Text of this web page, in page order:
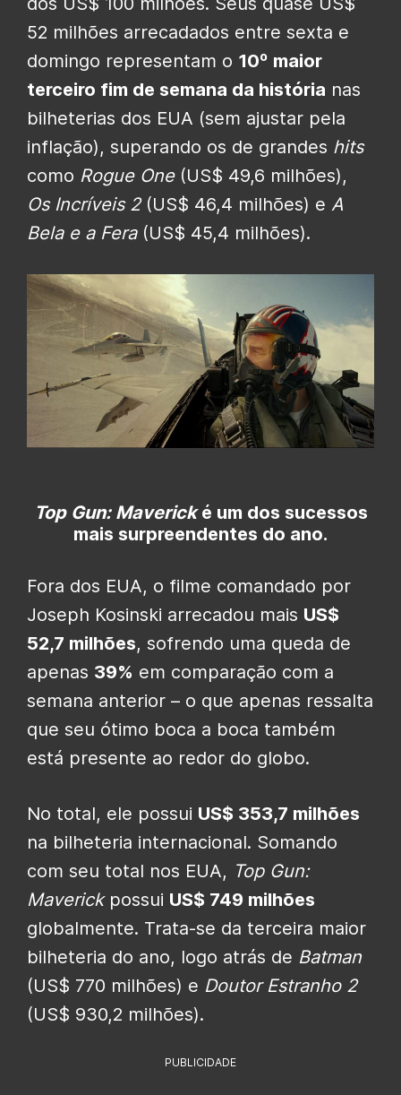
52 milhões arrecadados entre sexta e
domingo representam o 10º maior
terceiro fim de semana da história nas
bilheterias dos EUA (sem ajustar pela
inflação), superando os de grandes hits
como Rogue One(US$ 49,6 milhões),
Os Incríveis 2(US$ 46,4 milhões) e A
Bela e a Fera(US$ 45,4 milhões).
Top Gun: Maverické um dos sucessos
mais surpreendentes do ano.
Fora dos EUA, o filme comandado por
Joseph Kosinski arrecadou mais US$
52,7 milhões, sofrendo uma queda de
apenas 39% em comparação com a
semana anterior – o que apenas ressalta
que seu ótimo boca a boca também
está presente ao redor do globo.
No total, ele possui US$ 353,7 milhões
na bilheteria internacional. Somando
com seu total nos EUA, Top Gun:
Maverickpossui US$ 749 milhões
globalmente. Trata-se da terceira maior
bilheteria do ano, logo atrás de Batman
(US$ 770 milhões) e Doutor Estranho 2
(US$ 930,2 milhões).
PUBLICIDADE